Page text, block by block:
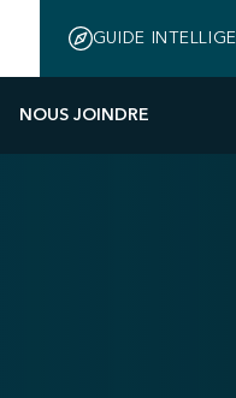
NOUS JOINDRE
GUIDE